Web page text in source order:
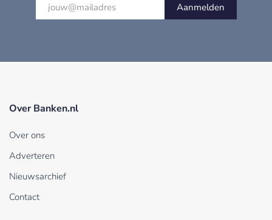
Aanmelden
Over Banken.nl
Over ons
Adverteren
Nieuwsarchief
Contact